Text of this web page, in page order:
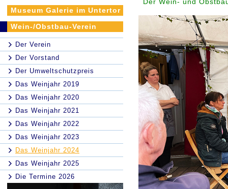
Museum Galerie im Untertor
Wein-/Obstbau-Verein
Der Verein
Der Vorstand
Der Umweltschutzpreis
Das Weinjahr 2019
Das Weinjahr 2020
Das Weinjahr 2021
Das Weinjahr 2022
Das Weinjahr 2023
Das Weinjahr 2024
Das Weinjahr 2025
Die Termine 2026